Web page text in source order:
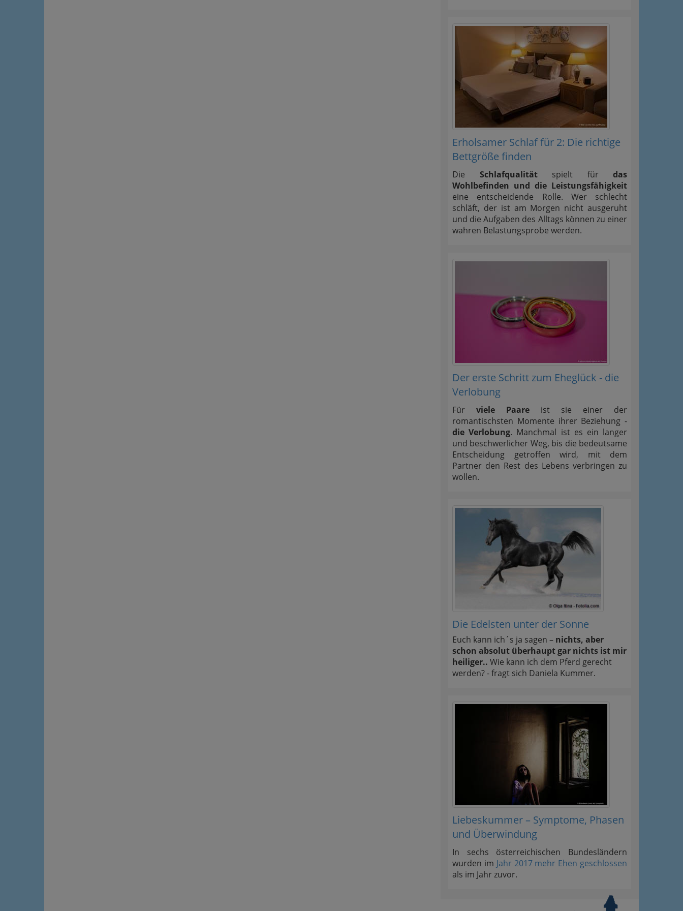
Erholsamer Schlaf für 2: Die richtige
Bettgröße finden
Die Schlafqualitätspielt für das
Wohlbefinden und die Leistungsfähigkeit
eine entscheidende Rolle. Wer schlecht
schläft, der ist am Morgen nicht ausgeruht
und die Aufgaben des Alltags können zu einer
wahren Belastungsprobe werden.
Der erste Schritt zum Eheglück - die
Verlobung
Für viele Paare ist sie einer der
romantischsten Momente ihrer Beziehung -
die Verlobung. Manchmal ist es ein langer
und beschwerlicher Weg, bis die bedeutsame
Entscheidung getroffen wird, mit dem
Partner den Rest des Lebens verbringen zu
wollen.
Die Edelsten unter der Sonne
Euch kann ich´s ja sagen – nichts, aber
schon absolut überhaupt gar nichts ist mir
heiliger.. Wie kann ich dem Pferd gerecht
werden? - fragt sich Daniela Kummer.
Liebeskummer – Symptome, Phasen
und Überwindung
In sechs österreichischen Bundesländern
wurden im Jahr 2017 mehr Ehen geschlossen
als im Jahr zuvor.